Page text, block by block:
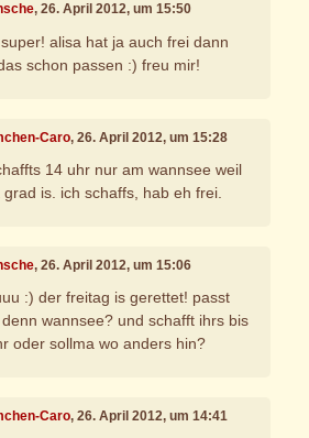
, 26. April 2012, um 15:50
alisa hat ja auch frei dann
schon passen :) freu mir!
Caro, 26. April 2012, um 15:28
14 uhr nur am wannsee weil
grad is. ich schaffs, hab eh frei.
, 26. April 2012, um 15:06
:) der freitag is gerettet! passt
wannsee? und schafft ihrs bis
oder sollma wo anders hin?
Caro, 26. April 2012, um 14:41